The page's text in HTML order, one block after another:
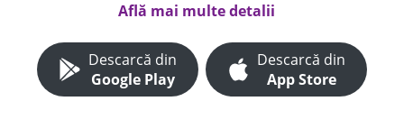
Află mai multe detalii
Descarcă din
Google Play
Descarcă din
App Store